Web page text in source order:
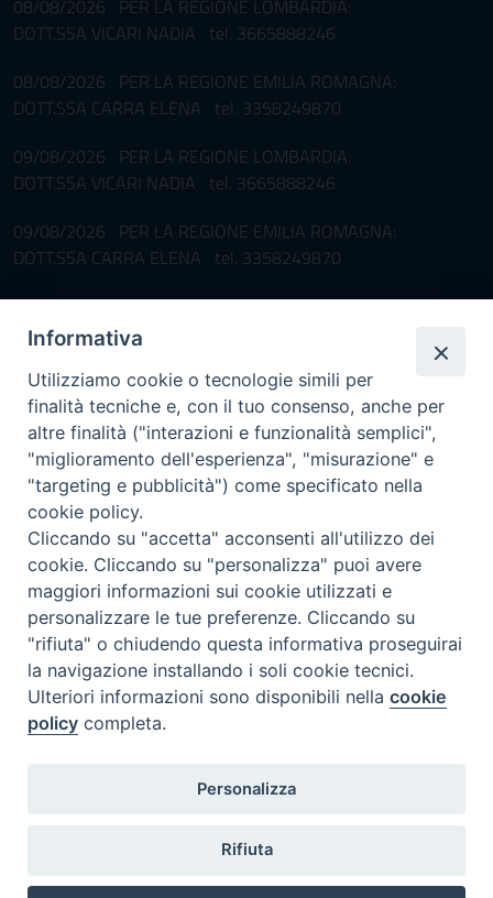
08/08/2026 PER LA REGIONE LOMBARDIA:
DOTT.SSA VICARI NADIA tel. 3665888246
08/08/2026 PER LA REGIONE EMILIA ROMAGNA:
DOTT.SSA CARRA ELENA tel. 3358249870
09/08/2026 PER LA REGIONE LOMBARDIA:
DOTT.SSA VICARI NADIA tel. 3665888246
09/08/2026 PER LA REGIONE EMILIA ROMAGNA:
DOTT.SSA CARRA ELENA tel. 3358249870
Il servizio di Pronta Disponibilità viene garantito per entrambe le
Regioni nelle giornate di sabato e nei giorni festivi: dalle 08.00
alle 20.00
Accompagnare il campione con la scheda di segnalazione caso
(Link alla Circolare)e la relativa modulistica
Per l'Emilia-Romagna :
Per la Lombardia :Link al Mod.Accompagnamento
08/08/2026 PER LA REGIONE LOMBARDIA:
DR. PAVONI ENRICO tel. 3391639372
08/08/2026 PER LA REGIONE EMILIA ROMAGNA:
DOTT.SSA TADDEI ROBERTA tel. 3312331005
DR. PAVONI ENRICO tel. 3391639372
09/08/2026 PER LA REGIONE EMILIA ROMAGNA:
Informativa
Utilizziamo cookie o tecnologie simili per
finalità tecniche e, con il tuo consenso, anche per
altre finalità ("interazioni e funzionalità semplici",
"miglioramento dell'esperienza", "misurazione" e
"targeting e pubblicità") come specificato nella
cookie policy.
Cliccando su "accetta" acconsenti all'utilizzo dei
cookie. Cliccando su "personalizza" puoi avere
maggiori informazioni sui cookie utilizzati e
personalizzare le tue preferenze. Cliccando su
"rifiuta" o chiudendo questa informativa proseguirai
la navigazione installando i soli cookie tecnici.
Ulteriori informazioni sono disponibili nellacookie
policy completa.
Personalizza
Rifiuta